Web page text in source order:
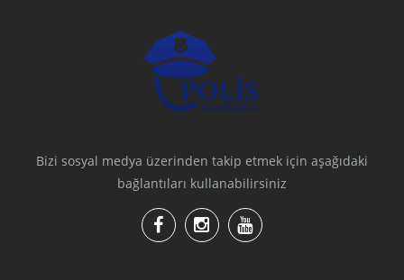
Bizi sosyal medya üzerinden takip etmek için aşağıdaki
bağlantıları kullanabilirsiniz